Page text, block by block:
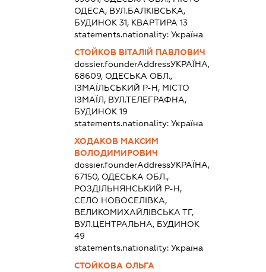
ОДЕСА, ВУЛ.БАЛКІВСЬКА,
БУДИНОК 31, КВАРТИРА 13
statements.nationality:Україна
СТОЙКОВ ВІТАЛІЙ ПАВЛОВИЧ
dossier.founderAddressУКРАЇНА,
68609, ОДЕСЬКА ОБЛ.,
ІЗМАЇЛЬСЬКИЙ Р-Н, МІСТО
ІЗМАЇЛ, ВУЛ.ТЕЛЕГРАФНА,
БУДИНОК 19
statements.nationality:Україна
ХОДАКОВ МАКСИМ
ВОЛОДИМИРОВИЧ
dossier.founderAddressУКРАЇНА,
67150, ОДЕСЬКА ОБЛ.,
РОЗДІЛЬНЯНСЬКИЙ Р-Н,
СЕЛО НОВОСЕЛІВКА,
ВЕЛИКОМИХАЙЛІВСЬКА ТГ,
ВУЛ.ЦЕНТРАЛЬНА, БУДИНОК
49
statements.nationality:Україна
СТОЙКОВА ОЛЬГА